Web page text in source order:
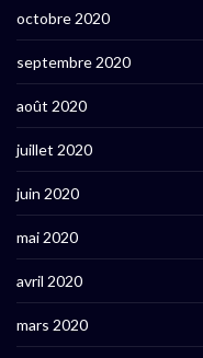
octobre 2020
septembre 2020
août 2020
juillet 2020
juin 2020
mai 2020
avril 2020
mars 2020